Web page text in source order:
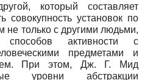
который составляет
совокупность установок по
не только с другими людьми,
активности с
предметами и
При этом, Дж. Г. Мид
уровни абстракции